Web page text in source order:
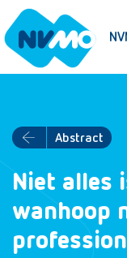
Abstract
Niet alles
wanhoop